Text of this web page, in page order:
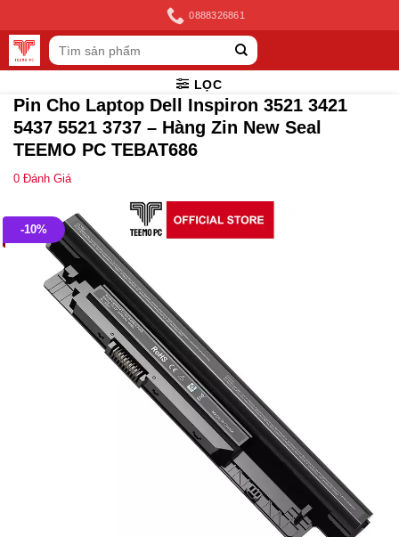
to
content
0888326861
Tìm
kiếm:
LỌC
Pin Cho Laptop Dell Inspiron 3521 3421
5437 5521 3737 – Hàng Zin New Seal
TEEMO PC TEBAT686
0 Đánh Giá
-10%